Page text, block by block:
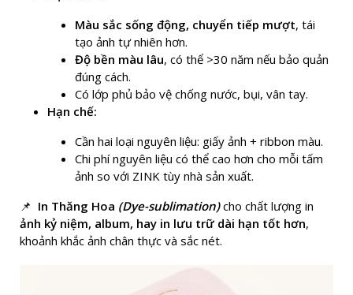
Màu sắc sống động, chuyển tiếp mượt, tái
tạo ảnh tự nhiên hơn.
Độ bền màu lâu, có thể >30 năm nếu bảo quản
đúng cách.
Có lớp phủ bảo vệ chống nước, bụi, vân tay.
Hạn chế:
Cần hai loại nguyên liệu: giấy ảnh + ribbon màu.
Chi phí nguyên liệu có thể cao hơn cho mỗi tấm
ảnh so với ZINK tùy nhà sản xuất.
📌 In Thăng Hoa (Dye-sublimation)cho chất lượng in
ảnh kỷ niệm, album, hay in lưu trữ dài hạn tốt hơn,
khoảnh khắc ảnh chân thực và sắc nét.